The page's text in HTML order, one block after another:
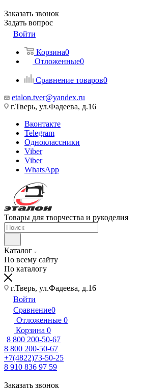
Заказать звонок
Задать вопрос
Войти
Корзина0
Отложенные0
Сравнение товаров0
etalon.tver@yandex.ru
г.Тверь, ул.Фадеева, д.16
Вконтакте
Telegram
Одноклассники
Viber
Viber
WhatsApp
Товары для творчества и рукоделия
Каталог
По всему сайту
По каталогу
г.Тверь, ул.Фадеева, д.16
Войти
Сравнение0
Отложенные 0
Корзина 0
8 800 200-50-67
8 800 200-50-67
+7(4822)73-50-25
8 910 836 97 59
Заказать звонок